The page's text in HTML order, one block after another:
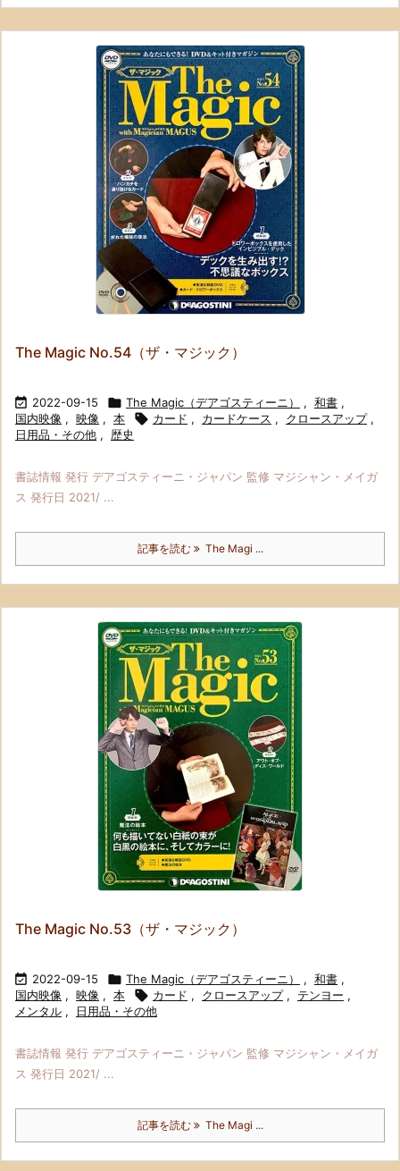
The Magic No.54（ザ・マジック）
 2022-09-15  The Magic（デアゴスティーニ） , 和書 ,
国内映像 , 映像 , 本  カード , カードケース , クロースアップ ,
日用品・その他 , 歴史
書誌情報 発行 デアゴスティーニ・ジャパン 監修 マジシャン・メイガ
ス 発行日 2021/ ...
記事を読む The Magi ...
The Magic No.53（ザ・マジック）
 2022-09-15  The Magic（デアゴスティーニ） , 和書 ,
国内映像 , 映像 , 本  カード , クロースアップ , テンヨー ,
メンタル , 日用品・その他
書誌情報 発行 デアゴスティーニ・ジャパン 監修 マジシャン・メイガ
ス 発行日 2021/ ...
記事を読む The Magi ...